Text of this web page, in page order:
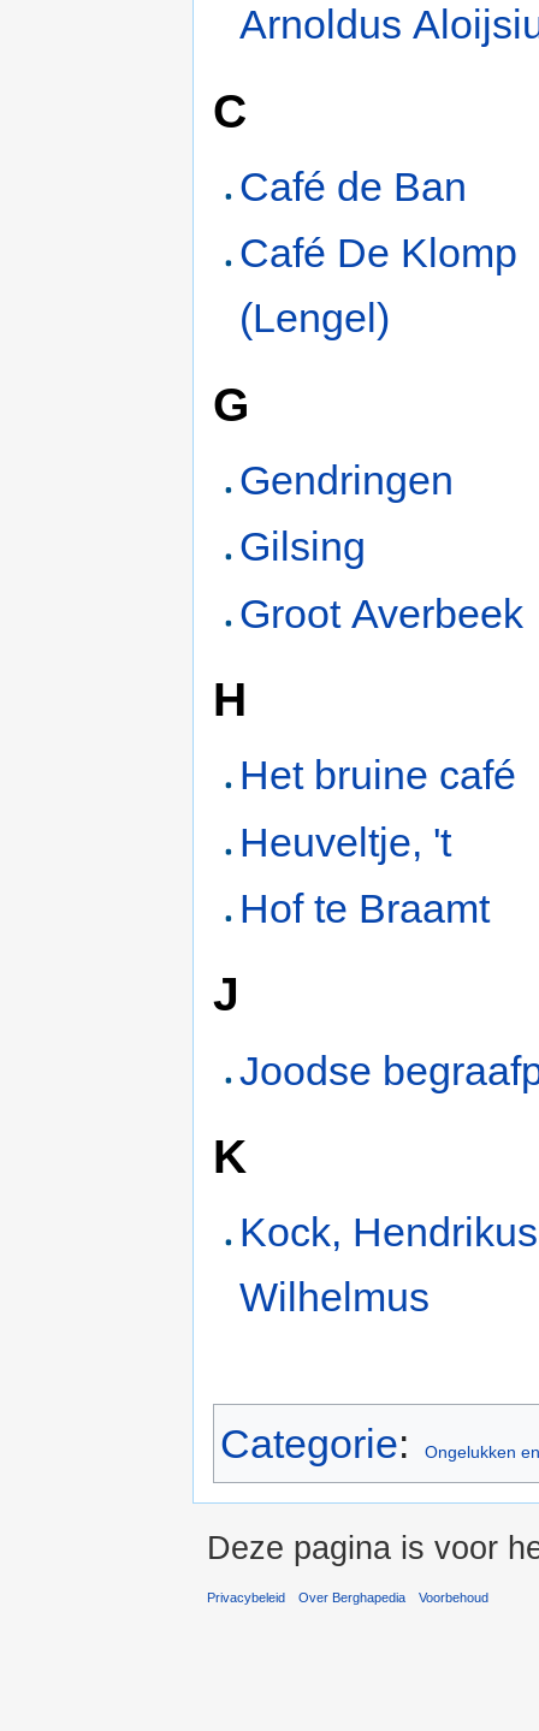
Arnoldus
C
Café de Ban
Café De Klomp
(Lengel)
G
Gendringen
Gilsing
Groot Averbeek
H
Het bruine café
Heuveltje, 't
Hof te Braamt
J
Joodse
K
Kock, Hendrikus
Wilhelmus
Categorie: Ongelukken
Deze pagina is voor
Privacybeleid Over Berghapedia Voorbehoud